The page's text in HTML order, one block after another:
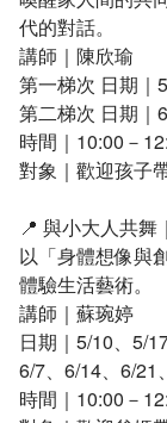
社區博物館
台江流域學
台江文化節
台江本土教
安南區公所
代的對話。
講師｜陳欣瑜
第一梯次 日期｜
第二梯次 日期｜
時間｜10:00－
對象｜歡迎孩子
📍 與小大人共舞
以「身體想像與
體驗生活藝術。
講師｜蘇琬婷
日期｜5/10、5/
6/7、6/14、6/21
時間｜10:00－